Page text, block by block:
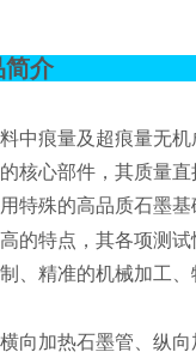
简介
中痕量及超痕量无
核心部件，其质量
特殊的高品质石墨
的特点，其各项测
、精准的机械加工
向加热石墨管、纵